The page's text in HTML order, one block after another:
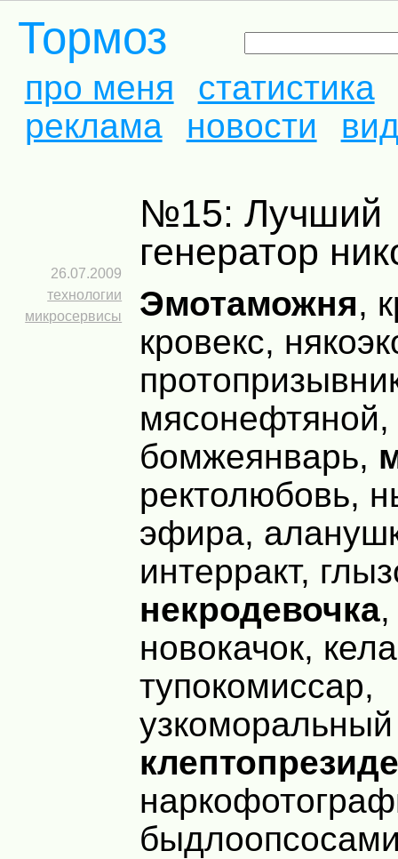
Тормоз
про меня
статистика
реклама
новости
№15: Лучший
генератор
26.07.2009
технологии
микросервисы
Эмотаможня,
кровекс,
мясонефтяной,
бомжеянварь,
ректолюбовь,
эфира,
интерракт,
некродевочка,
новокачок,
тупокомиссар,
узкоморальный